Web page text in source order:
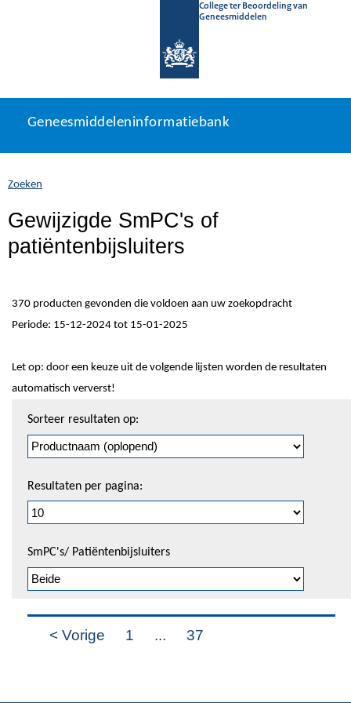
College ter Beoordeling van
Geneesmiddelen
naar
Geneesmiddeleninformatiebank
U
zich
hier:
Geneesmiddeleninformatiebank
Zoeken
Gewijzigde SmPC's of
patiëntenbijsluiters
370 producten gevonden die voldoen aan uw zoekopdracht
Periode: 15-12-2024 tot 15-01-2025
Let op: door een keuze uit de volgende lijsten worden de resultaten
automatisch ververst!
pagineren
Sorteer resultaten op:
Resultaten per pagina:
SmPC's/ Patiëntenbijsluiters
< Vorige 1 ... 37